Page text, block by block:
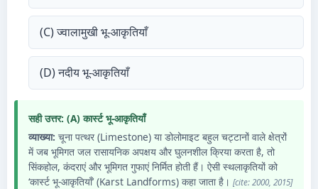
(C) ज्वालामुखी भू-आकृतियाँ
(D) नदीय भू-आकृतियाँ
सही उत्तर: (A) कार्स्ट भू-आकृतियाँ
व्याख्या: चूना पत्थर (Limestone) या डोलोमाइट बहुल चट्टानों वाले क्षेत्रों
में जब भूमिगत जल रासायनिक अपक्षय और घुलनशील क्रिया करता है, तो
सिंकहोल, कंदराएं और भूमिगत गुफाएं निर्मित होती हैं। ऐसी स्थलाकृतियों को
‘कार्स्ट भू-आकृतियाँ’ (Karst Landforms) कहा जाता है। [cite: 2000, 2015]